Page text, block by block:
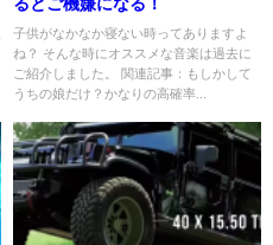
るとご機嫌になる！
子供がなかなか寝ない時ってありますよ
ね？ そんな時にオススメな音楽は過去に
ご紹介しました。 関連記事：もしかして
うちの娘だけ？かなりの高確率...